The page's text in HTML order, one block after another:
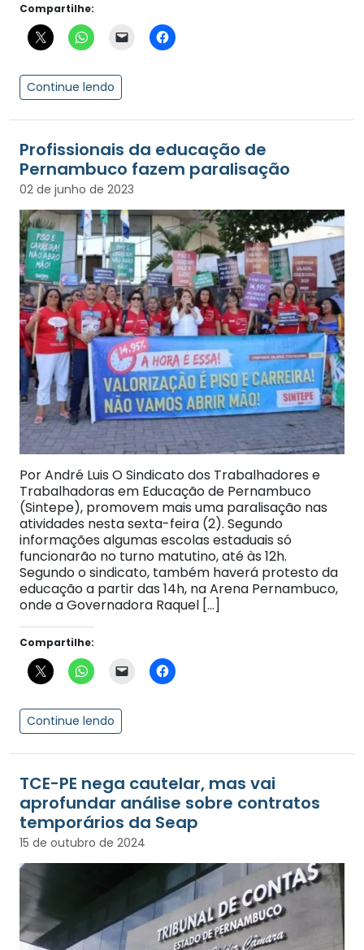
Compartilhe:
Continue lendo
Profissionais da educação de
Pernambuco fazem paralisação
02 de junho de 2023
Por André Luis O Sindicato dos Trabalhadores e
Trabalhadoras em Educação de Pernambuco
(Sintepe), promovem mais uma paralisação nas
atividades nesta sexta-feira (2). Segundo
informações algumas escolas estaduais só
funcionarão no turno matutino, até às 12h.
Segundo o sindicato, também haverá protesto da
educação a partir das 14h, na Arena Pernambuco,
onde a Governadora Raquel […]
Compartilhe:
Continue lendo
TCE-PE nega cautelar, mas vai
aprofundar análise sobre contratos
temporários da Seap
15 de outubro de 2024